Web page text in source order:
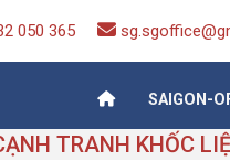
050 365
Saigon-Office
Saving Is Solution
SAIGON-